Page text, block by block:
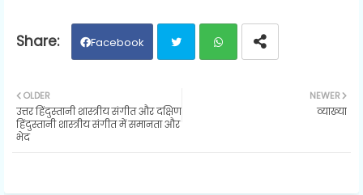
Facebook
ter
NEWER
व्याख्या
OLDER
उत्तर हिंदुस्तानी शास्त्रीय संगीत और दक्षिण
हिंदुस्तानी शास्त्रीय संगीत में समानता और
भेद